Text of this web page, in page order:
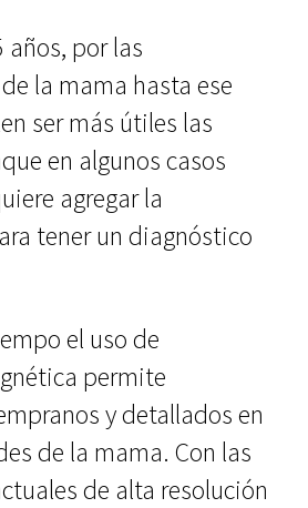
años, por las
la mama hasta ese
ser más útiles las
en algunos casos
agregar la
tener un diagnóstico
el uso de
permite
y detallados en
de la mama. Con las
de alta resolución